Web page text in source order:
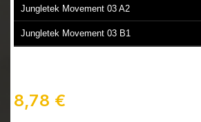
Jungletek Movement 03 A2
Jungletek Movement 03 B1
8,78 €